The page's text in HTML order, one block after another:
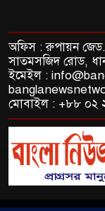
অফিস : রুপায়ন
সাতমসজিদ রোড,
ইমেইল :
মোবাইল : +৮৮ ০২